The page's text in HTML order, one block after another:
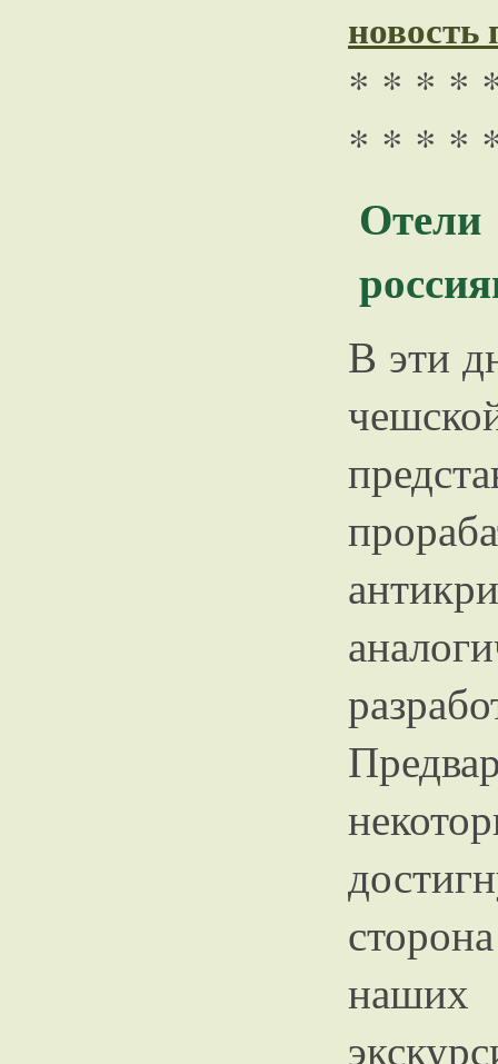
* * * *
* * * *
В эти
наших